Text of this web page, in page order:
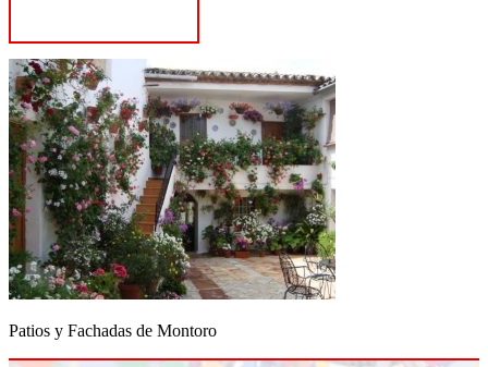
Patios y Fachadas de Montoro